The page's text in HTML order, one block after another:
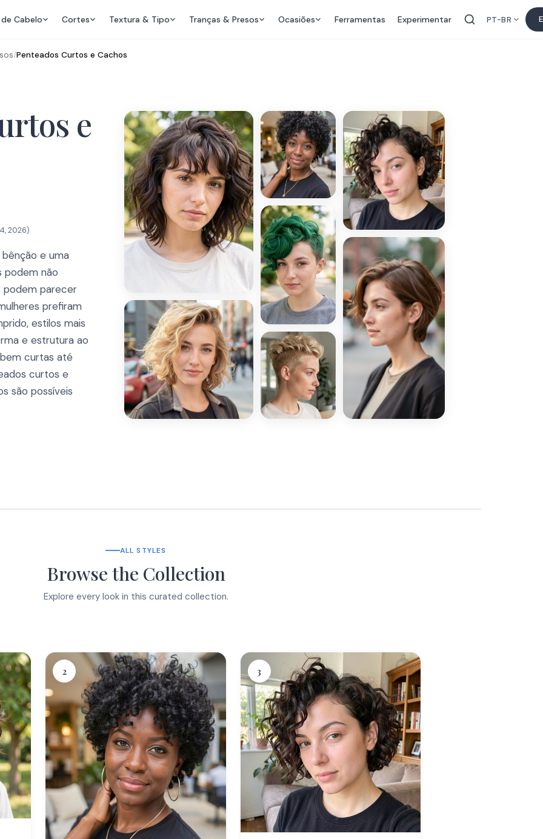
Cabelo Cortes Textura & Tipo Tranças & Presos Ocasiões Ferramentas Experimentar PT-BR
/Penteados Curtos e Cachos
e
2026)
e uma
podem não
podem parecer
prefiram
estilos mais
e estrutura ao
curtas até
curtos e
são possíveis
ALL STYLES
Browse the Collection
Explore every look in this curated collection.
2 3